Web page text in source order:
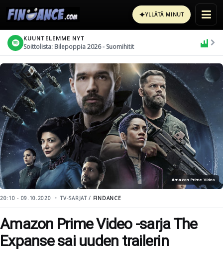
✦YLLÄTÄ MINUT
KUUNTELEMME NYT
Soittolista: Bilepoppia 2026 - Suomihitit
Amazon Prime Video
20:10 - 09.10.2020 TV-SARJAT / FINDANCE
Amazon Prime Video -sarja The
Expanse sai uuden trailerin